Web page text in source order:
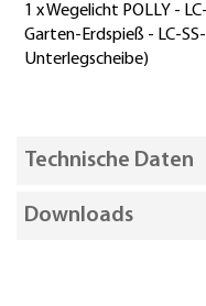
1 x Wegelicht POLLY -
Garten-Erdspieß - LC-
Unterlegscheibe)
Technische Daten
Downloads